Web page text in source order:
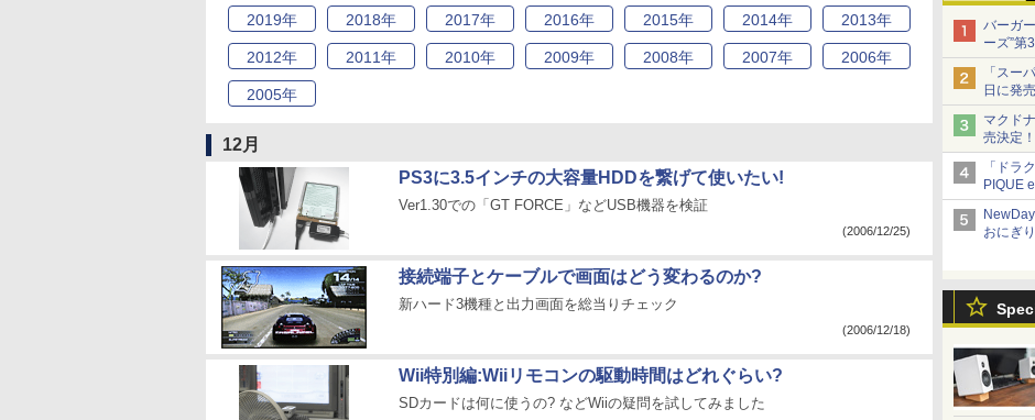
バーガ
ーズ”第
8月7日
「特製
型チー
「スー
日に発
発売か
マクド
売決定！
ポケモ
「ドラ
PIQUE
本日発売
アイス
ビーサ
おにぎ
2019年 2018年 2017年 2016年 2015年 2014年 2013年
2012年 2011年 2010年 2009年 2008年 2007年 2006年
2005年
12月
PS3に3.5インチの大容量HDDを繋げて使いたい!
Ver1.30での「GT FORCE」などUSB機器を検証
(2006/12/25)
接続端子とケーブルで画面はどう変わるのか?
新ハード3機種と出力画面を総当りチェック
(2006/12/18)
Wii特別編:Wiiリモコンの駆動時間はどれぐらい?
SDカードは何に使うの? などWiiの疑問を試してみました